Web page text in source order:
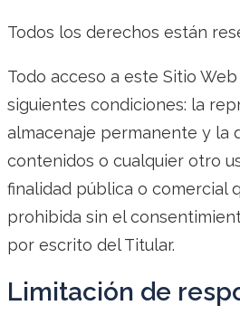
Todos los derechos están
Todo acceso a este Sitio
siguientes condiciones: la
almacenaje permanente y la
contenidos o cualquier otro
finalidad pública o comercial
prohibida sin el
por escrito del Titular.
Limitación de